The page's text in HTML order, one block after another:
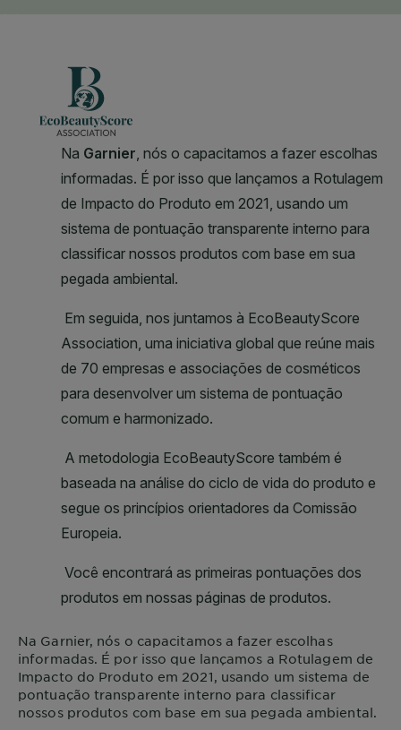
Na Garnier, nós o capacitamos a fazer escolhas
informadas. É por isso que lançamos a Rotulagem de
Impacto do Produto em 2021, usando um sistema de
pontuação transparente interno para classificar
nossos produtos com base em sua pegada ambiental.